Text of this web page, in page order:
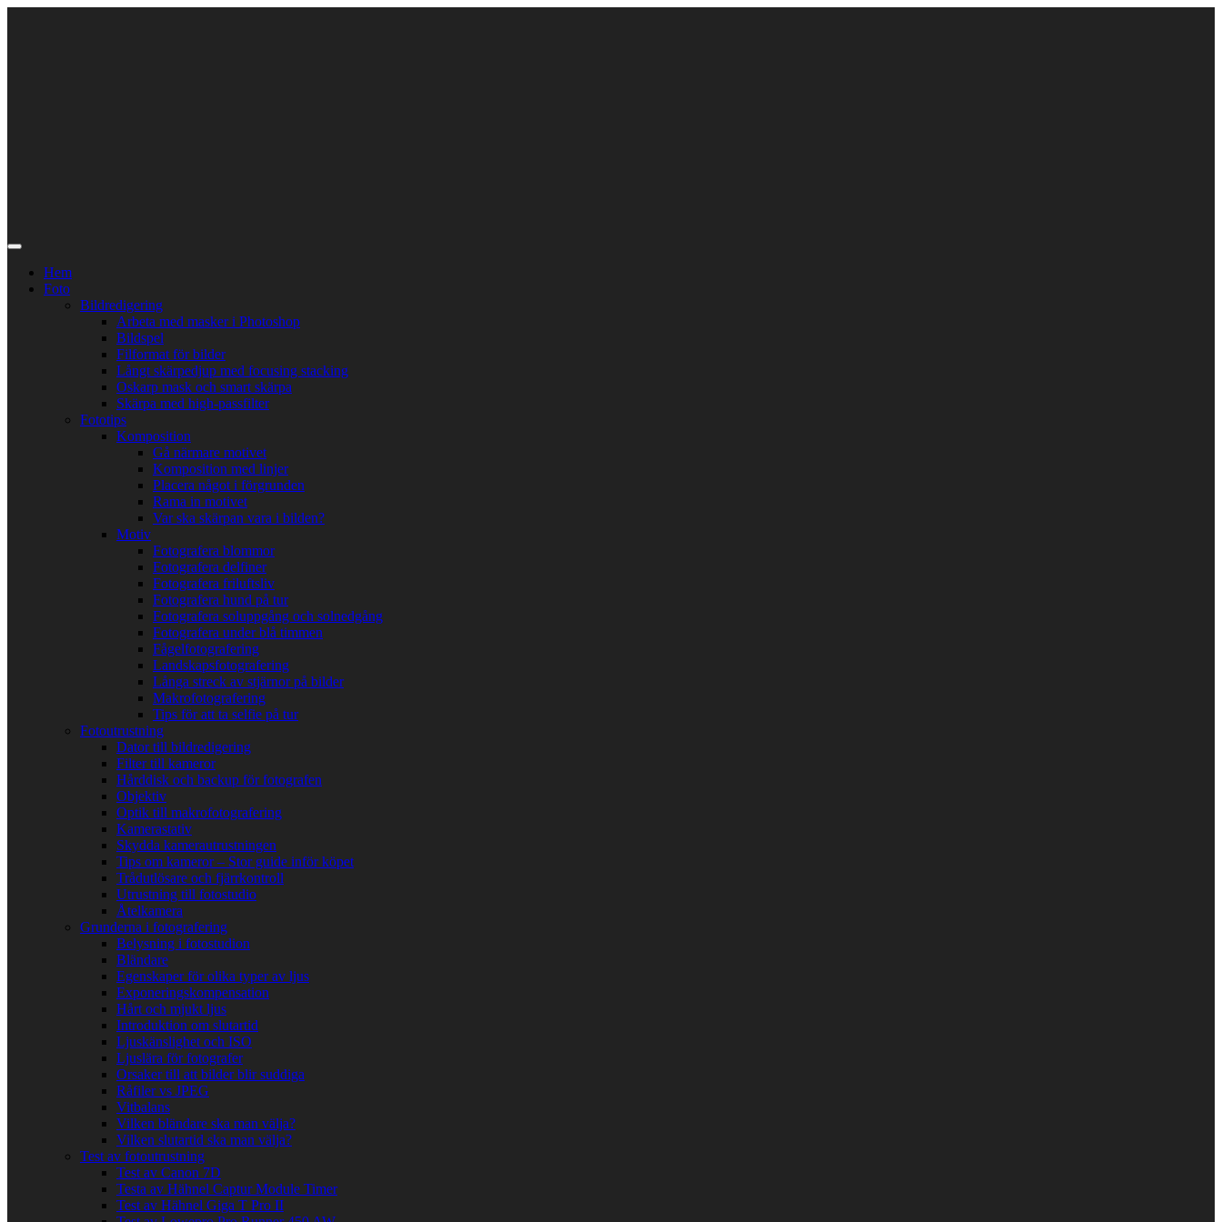
Hem
Foto
Bildredigering
Arbeta med masker i Photoshop
Bildspel
Filformat för bilder
Långt skärpedjup med focusing stacking
Oskarp mask och smart skärpa
Skärpa med high-passfilter
Fototips
Komposition
Gå närmare motivet
Komposition med linjer
Placera något i förgrunden
Rama in motivet
Var ska skärpan vara i bilden?
Motiv
Fotografera blommor
Fotografera delfiner
Fotografera friluftsliv
Fotografera hund på tur
Fotografera soluppgång och solnedgång
Fotografera under blå timmen
Fågelfotografering
Landskapsfotografering
Långa streck av stjärnor på bilder
Makrofotografering
Tips för att ta selfie på tur
Fotoutrustning
Dator till bildredigering
Filter till kameror
Hårddisk och backup för fotografen
Objektiv
Optik till makrofotografering
Kamerastativ
Skydda kamerautrustningen
Tips om kameror – Stor guide inför köpet
Trådutlösare och fjärrkontroll
Utrustning till fotostudio
Åtelkamera
Grunderna i fotografering
Belysning i fotostudion
Bländare
Egenskaper för olika typer av ljus
Exponeringskompensation
Hårt och mjukt ljus
Introduktion om slutartid
Ljuskänslighet och ISO
Ljuslära för fotografer
Orsaker till att bilder blir suddiga
Råfiler vs JPEG
Vitbalans
Vilken bländare ska man välja?
Vilken slutartid ska man välja?
Test av fotoutrustning
Test av Canon 7D
Testa av Hähnel Captur Module Timer
Test av Hähnel Giga T Pro II